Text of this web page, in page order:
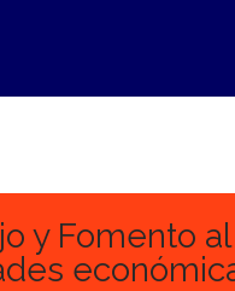
y Fomento